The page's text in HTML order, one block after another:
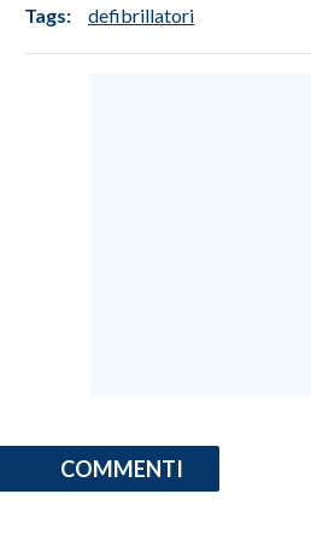
Tags: defibrillatori
COMMENTI